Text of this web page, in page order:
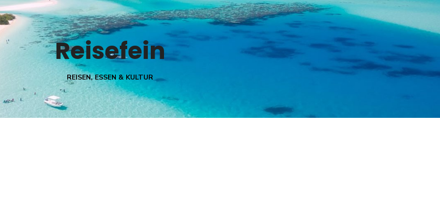
Reisefein
REISEN, ESSEN & KULTUR